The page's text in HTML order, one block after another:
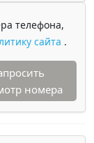
телефона,
сайта .
номера